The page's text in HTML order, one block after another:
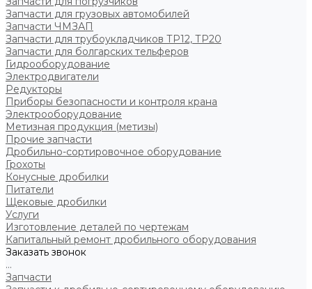
Запчасти для грузовых автомобилей
Запчасти ЧМЗАП
Запчасти для трубоукладчиков ТР12, ТР20
Запчасти для болгарских тельферов
Гидрооборудование
Электродвигатели
Редукторы
Приборы безопасности и контроля крана
Электрооборудование
Метизная продукция (метизы)
Прочие запчасти
Дробильно-сортировочное оборудование
Грохоты
Конусные дробилки
Питатели
Щековые дробилки
Услуги
Изготовление деталей по чертежам
Капитальный ремонт дробильного оборудования
Заказать звонок
...
Запчасти